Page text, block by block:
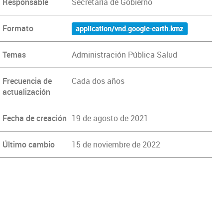
Formato application/vnd.google-earth.kmz
Temas Administración Pública Salud
Frecuencia de
actualización
Cada dos años
Fecha de creación 19 de agosto de 2021
Último cambio 15 de noviembre de 2022